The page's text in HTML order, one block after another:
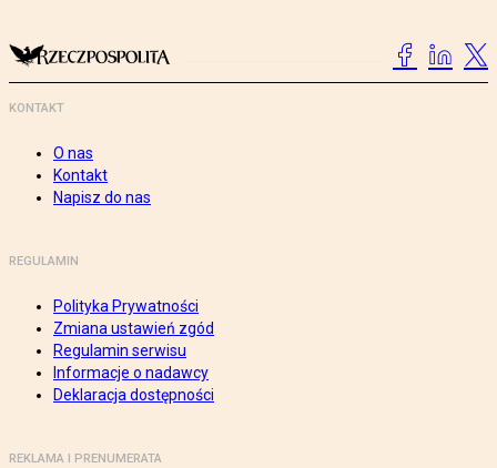
KONTAKT
O nas
Kontakt
Napisz do nas
REGULAMIN
Polityka Prywatności
Zmiana ustawień zgód
Regulamin serwisu
Informacje o nadawcy
Deklaracja dostępności
REKLAMA I PRENUMERATA